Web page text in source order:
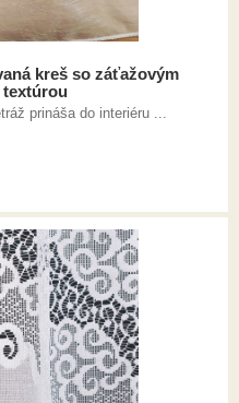
kreš so záťažovým
textúrou
prináša do interiéru ...